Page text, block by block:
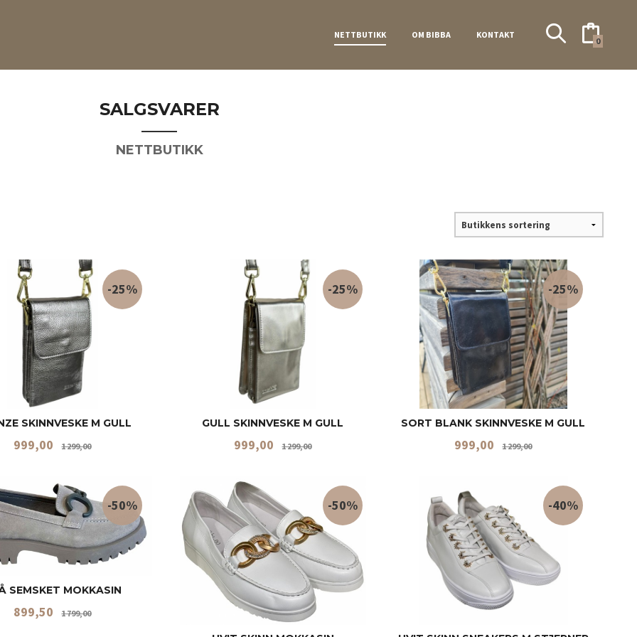
NETTBUTIKK OM BIBBA KONTAKT
0
SALGSVARER
NETTBUTIKK
SKINNVESKE M GULL
Tilbud
999,00 1 299,00Rabatt
-25%
KJØP
GULL SKINNVESKE M GULL
Tilbud
999,00 1 299,00Rabatt
-25%
SORT BLANK SKINNVESKE M GULL
Tilbud
999,00 1 299,00Rabatt
-25%
SEMSKET MOKKASIN
Tilbud
899,50 1 799,00Rabatt
-50% -50% -40%